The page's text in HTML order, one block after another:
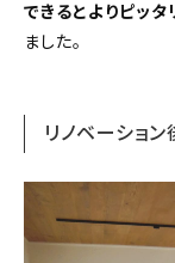
できるとよりピッ
ました。
リノベーショ